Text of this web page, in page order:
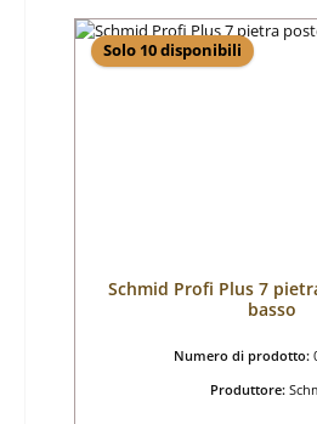
Solo 10 disponibili
Schmid Profi Plus 7
basso
Numero di prodotto:
Produttore: